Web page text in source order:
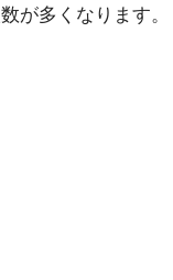
が多くなります。